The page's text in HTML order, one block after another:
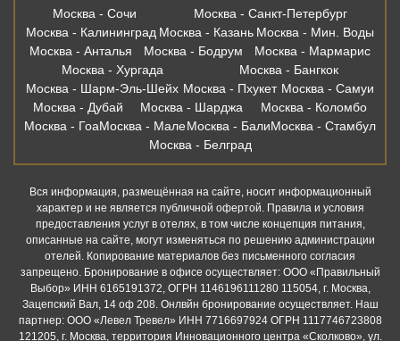
Вся информация, размещённая на сайте, носит информационный
характер и не является публичной офертой. Правила и условия
предоставления услуг в отелях, в том числе концепция питания,
описанные на сайте, могут изменяться по решению администрации
отелей. Копирование материалов без письменного согласия
запрещено. Бронирование в офисе осуществляет: ООО «Правильный
Выбор» ИНН 6165191372, ОГРН 1146196111280 115054, г. Москва,
Зацепский Вал, 14 оф 208. Онлвйн бронирование осуществляет. Наш
партнер: ООО «Левел Тревел» ИНН 7716697924 ОГРН 1117746723808
121205, г. Москва, территория Инновационного центра «Сколково», ул.